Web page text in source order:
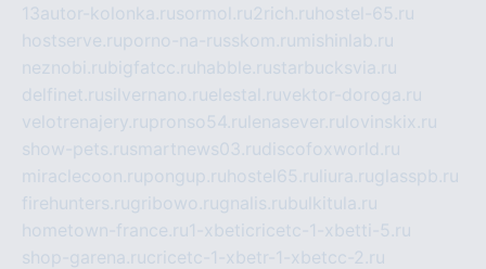
13autor-kolonka.rusormol.ru2rich.ru hostel-65.ru
hostserve.ruporno-na-russkom.ru mishinlab.ru
neznobi.rubigfatcc.ru habble.rustarbucksvia.ru
delfinet.rusilvernano.ruelestal.ruvektor-doroga.ru
velotrenajery.rupronso54.ru lenasever.ru lovinskix.ru
show-pets.rusmartnews03.rudiscofoxworld.ru
miraclecoon.rupongup.ru hostel65.ru liura.ruglasspb.ru
firehunters.rugribowo.rugnalis.rubulkitula.ru
hometown-france.ru1-xbeticricetc-1-xbetti-5.ru
shop-garena.rucricetc-1-xbetr-1-xbetcc-2.ru